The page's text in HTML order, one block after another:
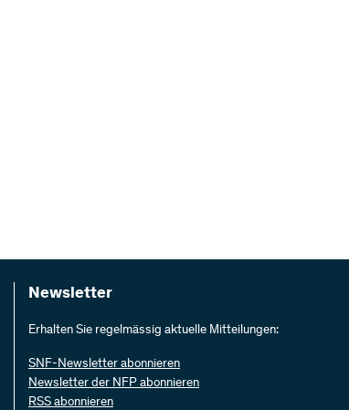
Newsletter
Erhalten Sie regelmässig aktuelle Mitteilungen:
SNF-Newsletter abonnieren
Newsletter der NFP abonnieren
RSS abonnieren